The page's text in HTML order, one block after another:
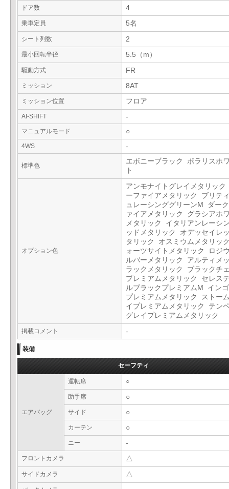
ドア数 4
乗車定員 5名
シート列数 2
最小回転半径 5.5（m）
駆動方式 FR
ミッション 8AT
ミッション位置 フロア
AI-SHIFT -
マニュアルモード ○
4WS -
標準色
エボニーブラック ポラリスホ
ト
オプション色
アンモナイトグレイメタリッ
ーファイアメタリック ブリテ
ュレーシンググリーンM ダー
ァイアメタリック グラシアホ
メタリック イタリアンレーシ
ッドメタリック オデッセイレ
タリック オスミウムメタリッ
ォーツサイトメタリック ロジ
ルバーメタリック アルティメ
ラックメタリック ブラックチ
プレミアムメタリック セレス
ルブラックプレミアムM イン
プレミアムメタリック ストー
イプレミアムメタリック テン
グレイプレミアムメタリック
掲載コメント -
装備
セーフティ
エアバッグ
運転席 ○
助手席 ○
サイド ○
カーテン ○
ニー -
フロントカメラ △
サイドカメラ △